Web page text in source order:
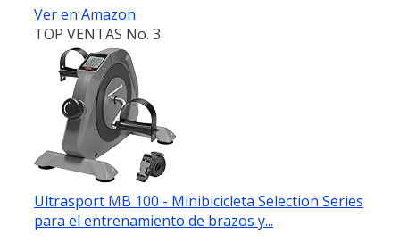
Ver en Amazon
TOP VENTAS No. 3
Ultrasport MB 100 - Minibicicleta Selection Series
para el entrenamiento de brazos y...